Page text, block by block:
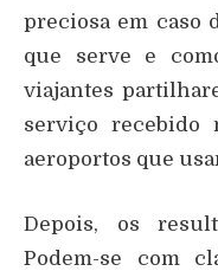
preciosa em caso
que serve e
viajantes
serviço recebido
aeroportos que
Depois, os
Podem-se com